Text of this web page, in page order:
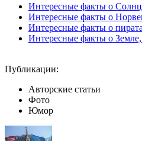
Интересные факты о
Интересные факты о
Интересные факты о
Интересные факты о
Публикации:
Авторские статьи
Фото
Юмор